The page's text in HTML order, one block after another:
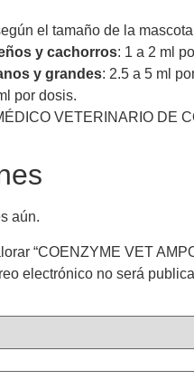
el tamaño de la
y cachorros: 1 a 2 ml
y grandes: 2.5 a 5 ml
por dosis.
VETERINARIO DE
aún.
“COENZYME VET
electrónico no será